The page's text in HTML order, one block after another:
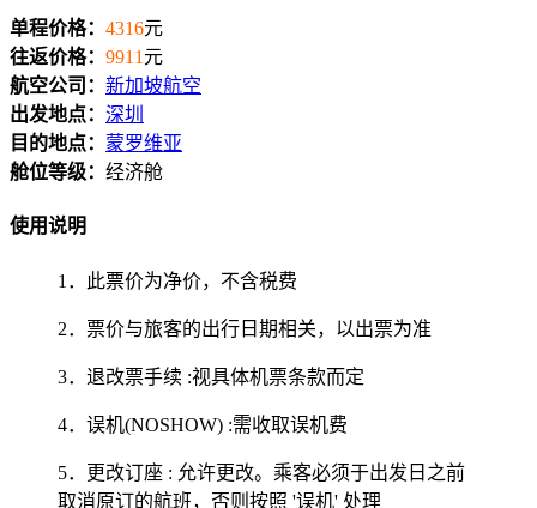
单程价格： 4316元
往返价格： 9911 元
航空公司： 新加坡航空
出发地点： 深圳
目的地点： 蒙罗维亚
舱位等级： 经济舱
使用说明
1．此票价为净价，不含税费
2．票价与旅客的出行日期相关，以出票为准
3．退改票手续 :视具体机票条款而定
4．误机(NOSHOW) :需收取误机费
5．更改订座 : 允许更改。乘客必须于出发日之前
取消原订的航班，否则按照 '误机' 处理